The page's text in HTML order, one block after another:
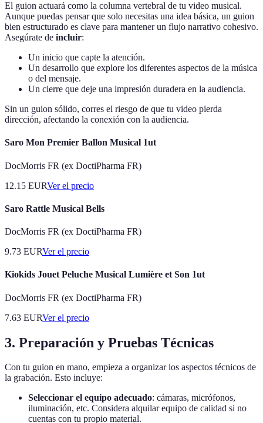
El guion actuará como la columna vertebral de tu video musical.
Aunque puedas pensar que solo necesitas una idea básica, un guion
bien estructurado es clave para mantener un flujo narrativo cohesivo.
Asegúrate de incluir:
Un inicio que capte la atención.
Un desarrollo que explore los diferentes aspectos de la música
o del mensaje.
Un cierre que deje una impresión duradera en la audiencia.
Sin un guion sólido, corres el riesgo de que tu video pierda
dirección, afectando la conexión con la audiencia.
Saro Mon Premier Ballon Musical 1ut
DocMorris FR (ex DoctiPharma FR)
12.15 EURVer el precio
Saro Rattle Musical Bells
DocMorris FR (ex DoctiPharma FR)
9.73 EURVer el precio
Kiokids Jouet Peluche Musical Lumière et Son 1ut
DocMorris FR (ex DoctiPharma FR)
7.63 EURVer el precio
3. Preparación y Pruebas Técnicas
Con tu guion en mano, empieza a organizar los aspectos técnicos de
la grabación. Esto incluye:
Seleccionar el equipo adecuado: cámaras, micrófonos,
iluminación, etc. Considera alquilar equipo de calidad si no
cuentas con tu propio material.